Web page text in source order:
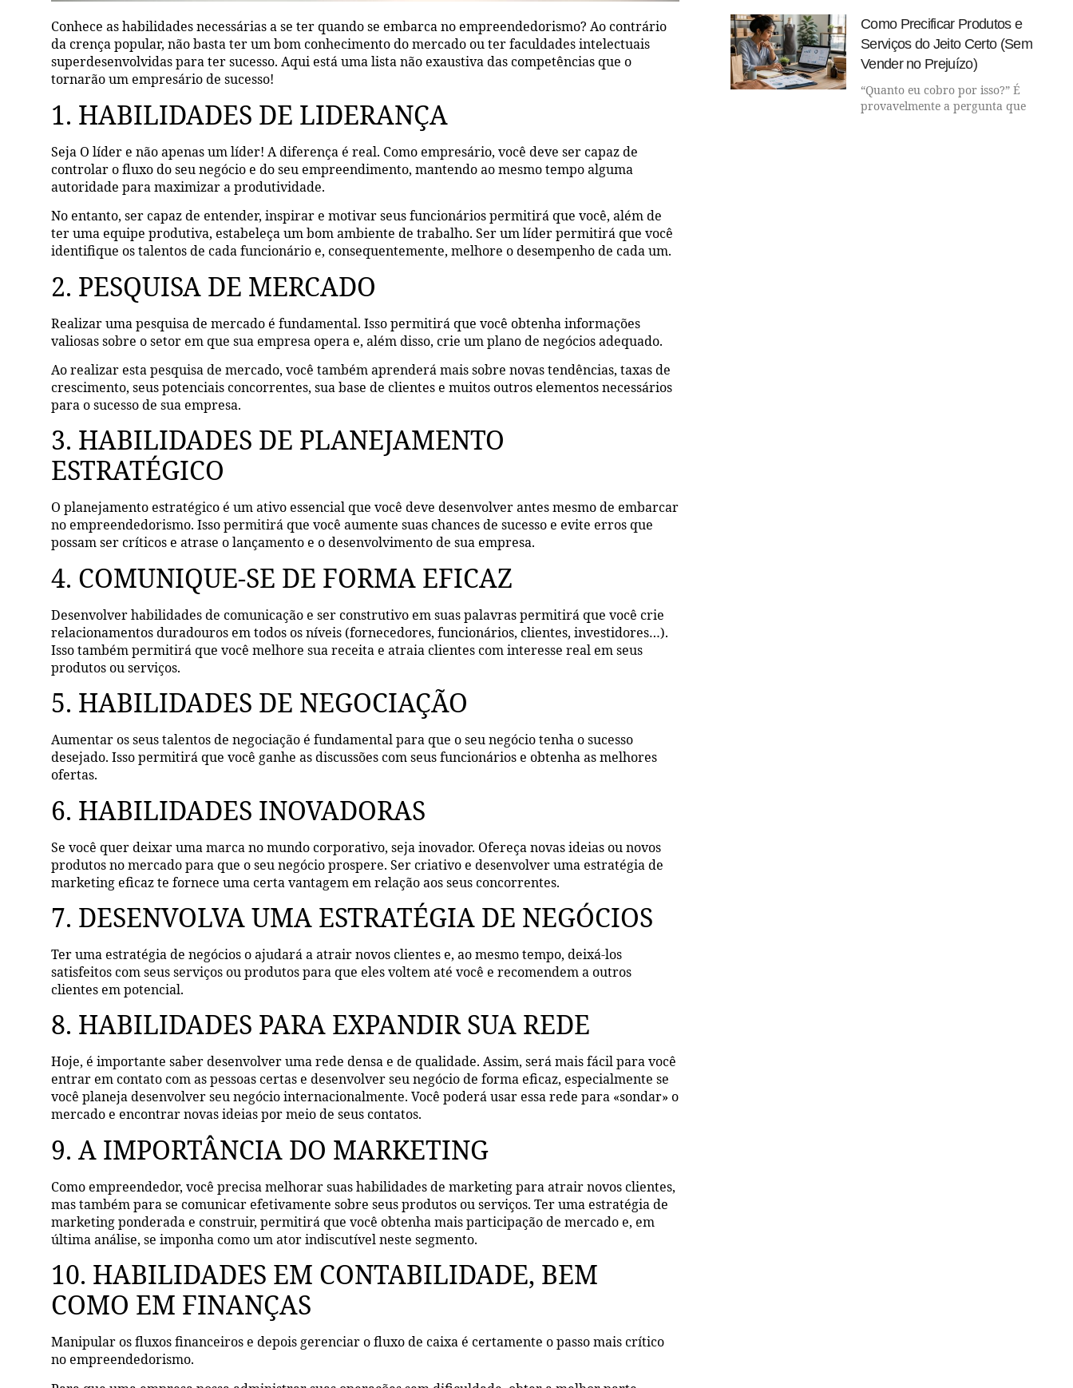
Conhece as habilidades necessárias a se ter quando se embarca no empreendedorismo? Ao contrário
da crença popular, não basta ter um bom conhecimento do mercado ou ter faculdades intelectuais
superdesenvolvidas para ter sucesso. Aqui está uma lista não exaustiva das competências que o
tornarão um empresário de sucesso!
1. HABILIDADES DE LIDERANÇA
Seja O líder e não apenas um líder! A diferença é real. Como empresário, você deve ser capaz de
controlar o fluxo do seu negócio e do seu empreendimento, mantendo ao mesmo tempo alguma
autoridade para maximizar a produtividade.
No entanto, ser capaz de entender, inspirar e motivar seus funcionários permitirá que você, além de
ter uma equipe produtiva, estabeleça um bom ambiente de trabalho. Ser um líder permitirá que você
identifique os talentos de cada funcionário e, consequentemente, melhore o desempenho de cada um.
2. PESQUISA DE MERCADO
Realizar uma pesquisa de mercado é fundamental. Isso permitirá que você obtenha informações
valiosas sobre o setor em que sua empresa opera e, além disso, crie um plano de negócios adequado.
Ao realizar esta pesquisa de mercado, você também aprenderá mais sobre novas tendências, taxas de
crescimento, seus potenciais concorrentes, sua base de clientes e muitos outros elementos necessários
para o sucesso de sua empresa.
3. HABILIDADES DE PLANEJAMENTO
ESTRATÉGICO
O planejamento estratégico é um ativo essencial que você deve desenvolver antes mesmo de embarcar
no empreendedorismo. Isso permitirá que você aumente suas chances de sucesso e evite erros que
possam ser críticos e atrase o lançamento e o desenvolvimento de sua empresa.
4. COMUNIQUE-SE DE FORMA EFICAZ
Desenvolver habilidades de comunicação e ser construtivo em suas palavras permitirá que você crie
relacionamentos duradouros em todos os níveis (fornecedores, funcionários, clientes, investidores…).
Isso também permitirá que você melhore sua receita e atraia clientes com interesse real em seus
produtos ou serviços.
5. HABILIDADES DE NEGOCIAÇÃO
Aumentar os seus talentos de negociação é fundamental para que o seu negócio tenha o sucesso
desejado. Isso permitirá que você ganhe as discussões com seus funcionários e obtenha as melhores
ofertas.
6. HABILIDADES INOVADORAS
Se você quer deixar uma marca no mundo corporativo, seja inovador. Ofereça novas ideias ou novos
produtos no mercado para que o seu negócio prospere. Ser criativo e desenvolver uma estratégia de
marketing eficaz te fornece uma certa vantagem em relação aos seus concorrentes.
7. DESENVOLVA UMA ESTRATÉGIA DE NEGÓCIOS
Ter uma estratégia de negócios o ajudará a atrair novos clientes e, ao mesmo tempo, deixá-los
satisfeitos com seus serviços ou produtos para que eles voltem até você e recomendem a outros
clientes em potencial.
8. HABILIDADES PARA EXPANDIR SUA REDE
Hoje, é importante saber desenvolver uma rede densa e de qualidade. Assim, será mais fácil para você
entrar em contato com as pessoas certas e desenvolver seu negócio de forma eficaz, especialmente se
você planeja desenvolver seu negócio internacionalmente. Você poderá usar essa rede para «sondar» o
mercado e encontrar novas ideias por meio de seus contatos.
9. A IMPORTÂNCIA DO MARKETING
Como empreendedor, você precisa melhorar suas habilidades de marketing para atrair novos clientes,
mas também para se comunicar efetivamente sobre seus produtos ou serviços. Ter uma estratégia de
marketing ponderada e construir, permitirá que você obtenha mais participação de mercado e, em
última análise, se imponha como um ator indiscutível neste segmento.
10. HABILIDADES EM CONTABILIDADE, BEM
COMO EM FINANÇAS
Manipular os fluxos financeiros e depois gerenciar o fluxo de caixa é certamente o passo mais crítico
no empreendedorismo.
Como Precificar Produtos e
Serviços do Jeito Certo (Sem
Vender no Prejuízo)
“Quanto eu cobro por isso?” É
provavelmente a pergunta que